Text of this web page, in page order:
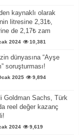
kaynaklı olarak
litresine 2,31₺,
de 2,17₺ zam
2024 10,381
dünyasına “Ayşe
soruşturması!
2025 9,894
Goldman Sachs, Türk
reel değer kazanç
2024 9,619